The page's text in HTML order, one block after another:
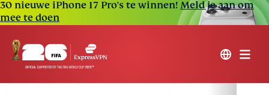
30 nieuwe iPhone 17 Pro's te winnen!Meld je aan om
mee te doen